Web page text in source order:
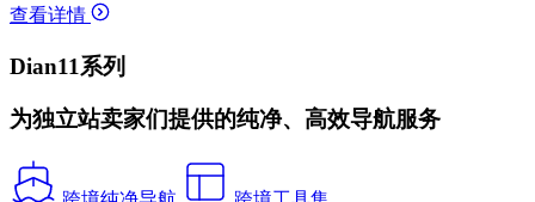
查看详情
Dian11系列
为独立站卖家们提供的纯净、高效导航服务